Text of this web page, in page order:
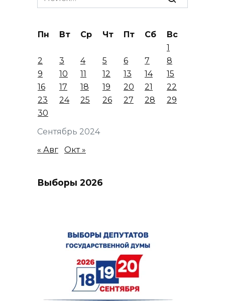
for:
Сентябрь 2024
Пн Вт Ср Чт Пт Сб
Вс
1
2
3 4 5 6 7
8
9
10 11 12 13 14
15
16
17 18 19 20 21
22
23
24 25 26 27 28
29
30
« Авг Окт »
Выборы 2026